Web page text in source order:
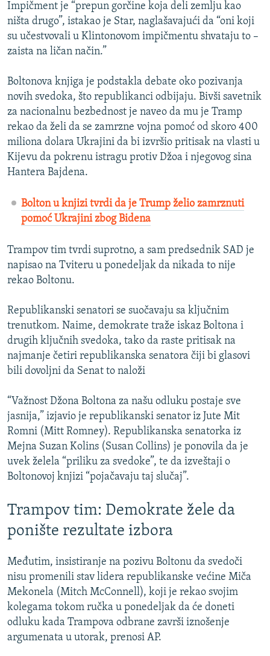
Impičment je “prepun gorčine koja deli zemlju kao
ništa drugo”, istakao je Star, naglašavajući da “oni koji
su učestvovali u Klintonovom impičmentu shvataju to –
zaista na ličan način.”
Boltonova knjiga je podstakla debate oko pozivanja
novih svedoka, što republikanci odbijaju. Bivši savetnik
za nacionalnu bezbednost je naveo da mu je Tramp
rekao da želi da se zamrzne vojna pomoć od skoro 400
miliona dolara Ukrajini da bi izvršio pritisak na vlasti u
Kijevu da pokrenu istragu protiv Džoa i njegovog sina
Hantera Bajdena.
Bolton u knjizi tvrdi da je Trump želio zamrznuti
pomoć Ukrajini zbog Bidena
Trampov tim tvrdi suprotno, a sam predsednik SAD je
napisao na Tviteru u ponedeljak da nikada to nije
rekao Boltonu.
Republikanski senatori se suočavaju sa ključnim
trenutkom. Naime, demokrate traže iskaz Boltona i
drugih ključnih svedoka, tako da raste pritisak na
najmanje četiri republikanska senatora čiji bi glasovi
bili dovoljni da Senat to naloži
“Važnost Džona Boltona za našu odluku postaje sve
jasnija,” izjavio je republikanski senator iz Jute Mit
Romni (Mitt Romney). Republikanska senatorka iz
Mejna Suzan Kolins (Susan Collins) je ponovila da je
uvek želela “priliku za svedoke”, te da izveštaji o
Boltonovoj knjizi “pojačavaju taj slučaj”.
Trampov tim: Demokrate žele da
ponište rezultate izbora
Međutim, insistiranje na pozivu Boltonu da svedoči
nisu promenili stav lidera republikanske većine Miča
Mekonela (Mitch McConnell), koji je rekao svojim
kolegama tokom ručka u ponedeljak da će doneti
odluku kada Trampova odbrane završi iznošenje
argumenata u utorak, prenosi AP.